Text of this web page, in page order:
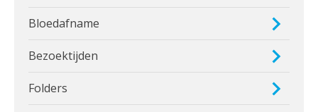
Bloedafname
Bezoektijden
Folders